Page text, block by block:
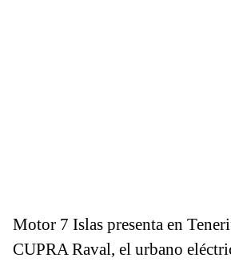
Motor 7 Islas presenta en
CUPRA Raval, el urbano